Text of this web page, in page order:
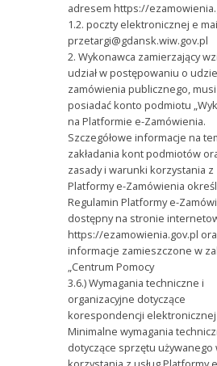
adresem https://
1.2. poczty elektronicznej e
przetargi@gdansk.wiw.gov.pl
2. Wykonawca zamierzający
udział w postępowaniu o
zamówienia publicznego, musi
posiadać konto podmiotu
na Platformie e-Zamówienia.
Szczegółowe informacje na
zakładania kont podmiotów
zasady i warunki korzystania z
Platformy e-Zamówienia
Regulamin Platformy e-
dostępny na stronie
https://ezamowienia.gov.pl
informacje zamieszczone w
„Centrum Pomocy
3.6.) Wymagania techniczne i
organizacyjne dotyczące
korespondencji
Minimalne wymagania
dotyczące sprzętu używanego